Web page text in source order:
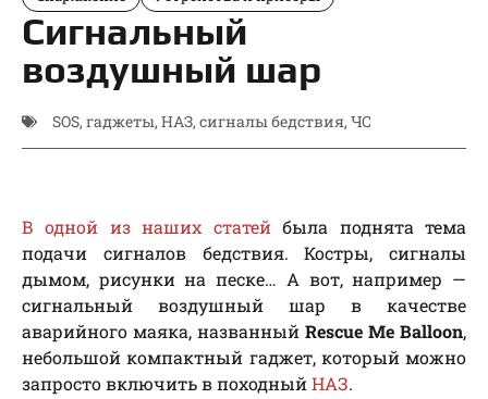
Сигнальный
воздушный шар
SOS, гаджеты, НАЗ, сигналы бедствия, ЧС
В одной из наших статей была поднята тема
подачи сигналов бедствия. Костры, сигналы
дымом, рисунки на песке… А вот, например —
сигнальный воздушный шар в качестве
аварийного маяка, названный Rescue Me Balloon,
небольшой компактный гаджет, который можно
запросто включить в походный НАЗ.